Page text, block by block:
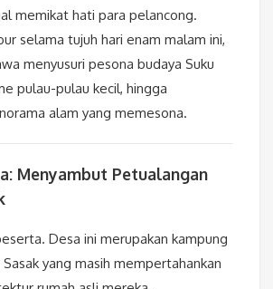
memikat hati para pelancong.
selama tujuh hari enam malam ini,
menyusuri pesona budaya Suku
pulau-pulau kecil, hingga
alam yang memesona.
Menyambut Petualangan
Desa ini merupakan kampung
yang masih mempertahankan